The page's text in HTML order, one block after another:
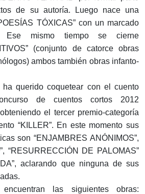
de su autoría. Luego nace una
TÓXICAS” con un marcado
Ese mismo tiempo se cierne
(conjunto de catorce obras
ambos también obras infanto-
querido coquetear con el cuento
de cuentos cortos 2012
el tercer premio-categoría
“KILLER”. En este momento sus
son “ENJAMBRES ANÓNIMOS”,
“RESURRECCIÓN DE PALOMAS”
aclarando que ninguna de sus
las siguientes obras: